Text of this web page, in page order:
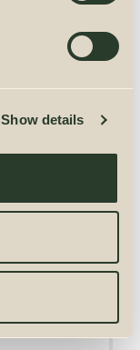
Show details